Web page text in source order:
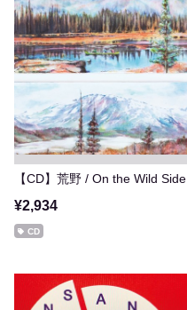
【CD】荒野 / On the Wild Side
¥2,934
CD